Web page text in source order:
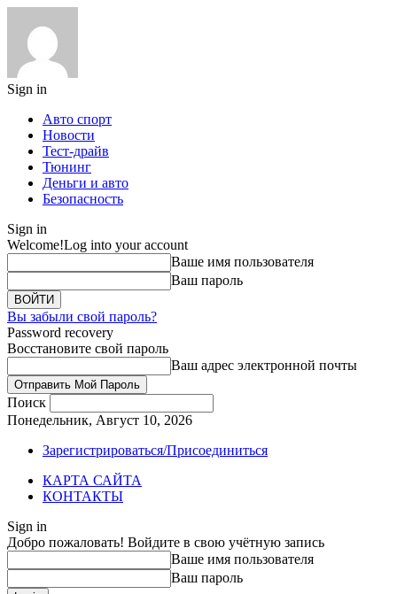
Sign in
Авто спорт
Новости
Тест-драйв
Тюнинг
Деньги и авто
Безопасность
Sign in
Welcome!Log into your account
Ваше имя пользователя
Ваш пароль
Вы забыли свой пароль?
Password recovery
Восстановите свой пароль
Ваш адрес электронной почты
Поиск
Понедельник, Август 10, 2026
Зарегистрироваться/Присоединиться
КАРТА САЙТА
КОНТАКТЫ
Sign in
Добро пожаловать! Войдите в свою учётную запись
Ваше имя пользователя
Ваш пароль